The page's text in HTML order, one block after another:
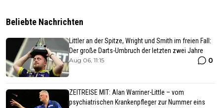
Beliebte Nachrichten
Littler an der Spitze, Wright und Smith im freien Fall:
Der große Darts-Umbruch der letzten zwei Jahre
Aug 06, 11:15 0
ZEITREISE MIT: Alan Warriner-Little – vom
psychiatrischen Krankenpfleger zur Nummer eins